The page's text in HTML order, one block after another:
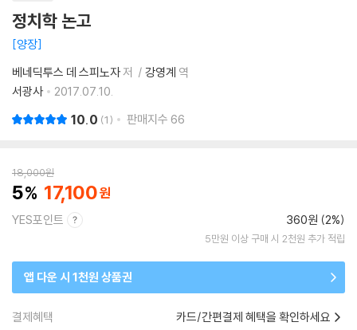
정치학 논고
양장
베네딕투스 데 스피노자저 강영계 역
서광사
2017.07.10.
10.0 1 판매지수 66
18,000원
5 17,100
YES포인트 360원 (2%)
5만원 이상 구매 시 2천원 추가 적립
앱 다운 시 1천원 상품권
결제혜택 카드/간편결제 혜택을 확인하세요